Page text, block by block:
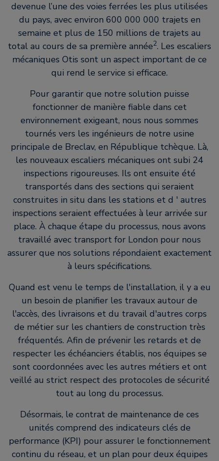
devenue l’une des voies ferrées les plus utilisées
du pays, avec environ 600 000 000 trajets en
semaine et plus de 150 millions de trajets au
total au cours de sa première année2. Les escaliers
mécaniques Otis sont un aspect important de ce
qui rend le service si efficace.
Pour garantir que notre solution puisse
fonctionner de manière fiable dans cet
environnement exigeant, nous nous sommes
tournés vers les ingénieurs de notre usine
principale de Breclav, en République tchèque. Là,
les nouveaux escaliers mécaniques ont subi 24
inspections rigoureuses. Ils ont ensuite été
transportés dans des sections qui seraient
construites in situ dans les stations et d ' autres
inspections seraient effectuées à leur arrivée sur
place. À chaque étape du processus, nous avons
travaillé avec transport for London pour nous
assurer que nos solutions répondaient exactement
à leurs spécifications.
Quand est venu le temps de l'installation, il y a eu
un besoin de planifier les travaux autour de
l'accès, des livraisons et du travail d'autres corps
de métier sur les chantiers de construction très
fréquentés. Afin de prévenir les retards et de
respecter les échéanciers établis, nos équipes se
sont coordonnées avec les autres métiers et ont
veillé au strict respect des protocoles de sécurité
tout au long du processus.
Désormais, le contrat de maintenance de ces
unités comprend des indicateurs clés de
performance (KPI) pour assurer le fonctionnement
continu du réseau, et un plan pour deux équipes